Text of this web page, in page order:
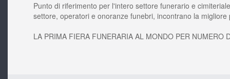
Punto di riferimento per l'intero settore funerario e
settore, operatori e onoranze funebri, incontrano la
LA PRIMA FIERA FUNERARIA AL MONDO PER NUMERO